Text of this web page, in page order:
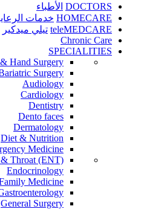
DOCTORS الأطباء
HOMECARE خدمات
teleMEDCARE تيلي ميدكير
Chronic Care
SPECIALITIES
Hand Surgery
Surgery
Audiology
Cardiology
Dentistry
Dento faces
Dermatology
Diet & Nutrition
Medicine
& Throat (ENT)
Endocrinology
Medicine
General Surgery